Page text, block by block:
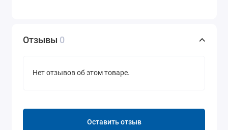
Отзывы 0
Нет отзывов об этом товаре.
Оставить отзыв